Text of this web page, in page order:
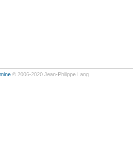
© 2006-2020 Jean-Philippe Lang